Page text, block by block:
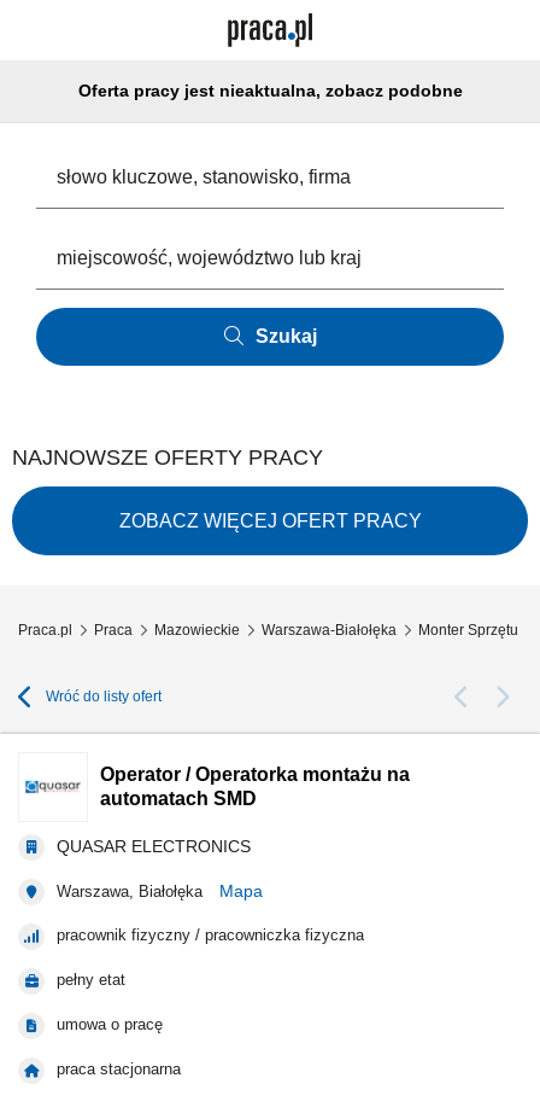
Oferta pracy jest nieaktualna, zobacz podobne
Szukaj
NAJNOWSZE OFERTY PRACY
ZOBACZ WIĘCEJ OFERT PRACY
Praca.pl Praca Mazowieckie Warszawa-Białołęka Monter Sprzętu
Wróć do listy ofert
Operator / Operatorka montażu na
automatach SMD
QUASAR ELECTRONICS
Warszawa, Białołęka Mapa
pracownik fizyczny / pracowniczka fizyczna
pełny etat
umowa o pracę
praca stacjonarna